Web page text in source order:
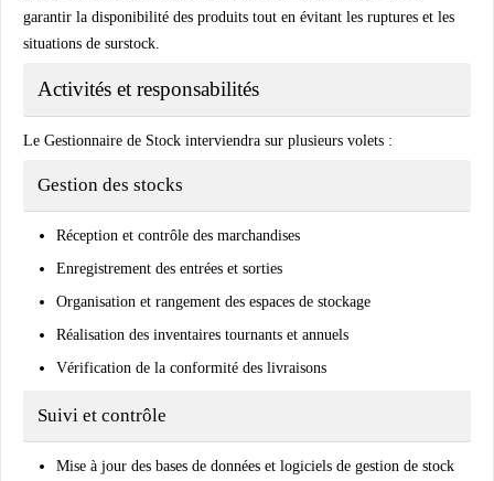
garantir la disponibilité des produits tout en évitant les ruptures et les
situations de surstock.
Activités et responsabilités
Le Gestionnaire de Stock interviendra sur plusieurs volets :
Gestion des stocks
Réception et contrôle des marchandises
Enregistrement des entrées et sorties
Organisation et rangement des espaces de stockage
Réalisation des inventaires tournants et annuels
Vérification de la conformité des livraisons
Suivi et contrôle
Mise à jour des bases de données et logiciels de gestion de stock